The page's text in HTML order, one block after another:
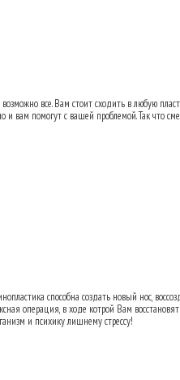
все. Вам стоит сходить в любую
вам помогут с вашей проблемой. Так что
способна создать новый нос,
операция, в ходе котрой Вам
и психику лишнему стрессу!